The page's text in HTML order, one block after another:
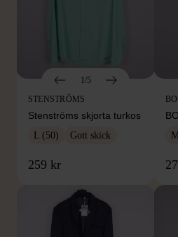
1/5
STENSTRÖMS
Stenströms skjorta turkos
L (50) Gott skick
259 kr